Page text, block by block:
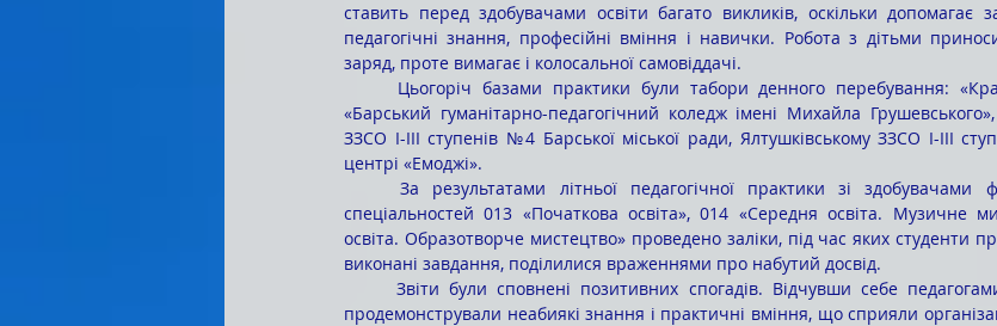
ставить перед здобувачами освіти багато викликів, оскільки допомагає
педагогічні знання, професійні вміння і навички. Робота з дітьми
заряд, проте вимагає і колосальної самовіддачі.
«Барський гуманітарно-педагогічний коледж імені Михайла
ЗЗСО І-ІІІ ступенів №4 Барської міської ради, Ялтушківському ЗЗСО І-ІІІ
центрі «Емоджі».
	За результатами літньої педагогічної практики зі здобувачами фахової передвищої освіти
спеціальностей 013 «Початкова освіта», 014 «Середня освіта. Музичне
освіта. Образотворче мистецтво» проведено заліки, під час яких студенти
виконані завдання, поділилися враженнями про набутий досвід.
	Звіти були сповнені позитивних спогадів. Відчувши себе педагогами-організаторами, студенти
продемонстрували неабиякі знання і практичні вміння, що сприяли